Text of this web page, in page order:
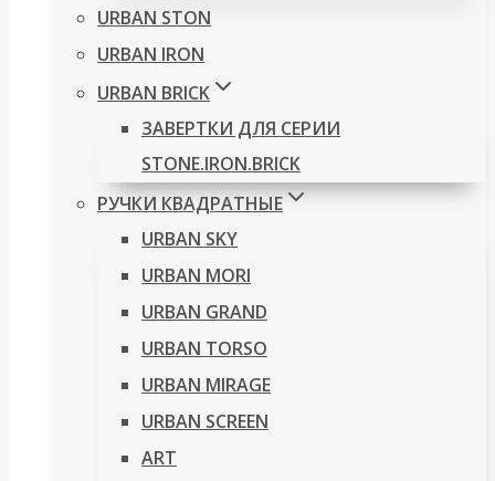
URBAN STON
URBAN IRON
URBAN BRICK
ЗАВЕРТКИ ДЛЯ СЕРИИ
STONE.IRON.BRICK
РУЧКИ КВАДРАТНЫЕ
URBAN SKY
URBAN MORI
URBAN GRAND
URBAN TORSO
URBAN MIRAGE
URBAN SCREEN
ART